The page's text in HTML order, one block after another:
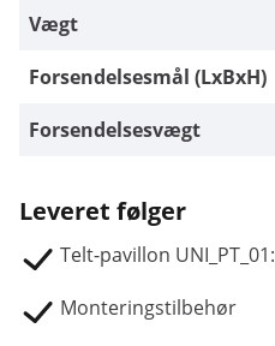
Vægt
Forsendelsesmål (LxBxH)
Forsendelsesvægt
Leveret følger
Telt-pavillon UNI_PT_01:
Monteringstilbehør